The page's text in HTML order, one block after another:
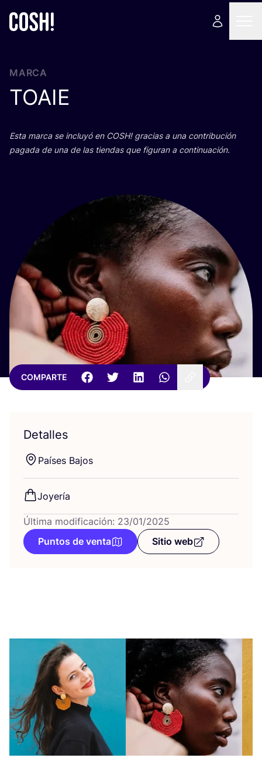
MARCA
TOAIE
Esta mar­ca se inclu­yó en COSH! gra­cias a una con­tri­bu­ción
paga­da de una de las tien­das que figu­ran a continuación.
COMPARTE
Detalles
Paí­ses Bajos
Joye­ría
Última modificación: 23/01/2025
Puntos de venta
Sitio web